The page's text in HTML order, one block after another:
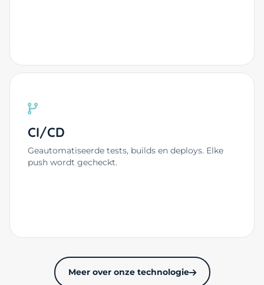
CI/CD
Geautomatiseerde tests, builds en deploys. Elke
push wordt gecheckt.
Meer over onze technologie